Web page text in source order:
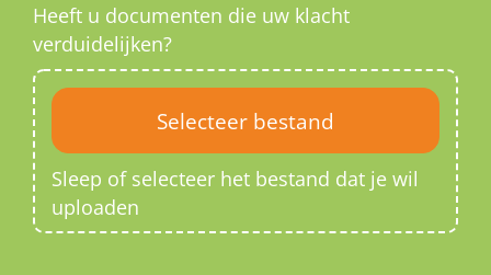
Heeft u documenten die uw klacht
verduidelijken?
Sleep of selecteer het bestand dat je wil
uploaden